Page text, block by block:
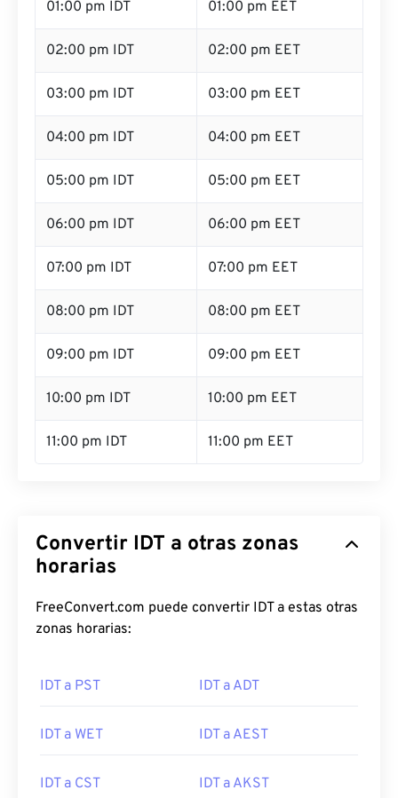
01:00 pm IDT 01:00 pm EET
02:00 pm IDT 02:00 pm EET
03:00 pm IDT 03:00 pm EET
04:00 pm IDT 04:00 pm EET
05:00 pm IDT 05:00 pm EET
06:00 pm IDT 06:00 pm EET
07:00 pm IDT 07:00 pm EET
08:00 pm IDT 08:00 pm EET
09:00 pm IDT 09:00 pm EET
10:00 pm IDT 10:00 pm EET
11:00 pm IDT 11:00 pm EET
Convertir IDT a otras zonas
horarias
FreeConvert.com puede convertir IDT a estas otras
zonas horarias:
IDT a PST IDT a ADT
IDT a WET IDT a AEST
IDT a CST IDT a AKST